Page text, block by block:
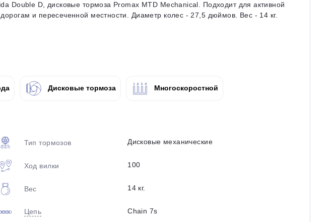
Double D, дисковые тормоза Promax MTD Mechanical. Подходит для активной
и пересеченной местности. Диаметр колес - 27,5 дюймов. Вес - 14 кг.
Дисковые тормоза Многоскоростной
Тип тормозов Дисковые механические
Ход вилки 100
Вес 14 кг.
Цепь Chain 7s